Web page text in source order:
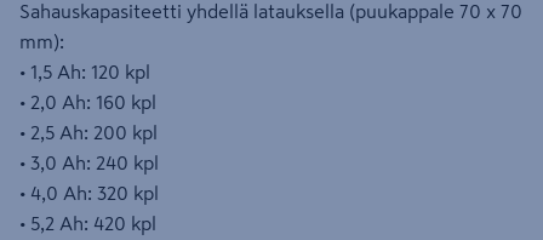
Sahauskapasiteetti yhdellä latauksella (puukappale 70 x 70
mm):
• 1,5 Ah: 120 kpl
• 2,0 Ah: 160 kpl
• 2,5 Ah: 200 kpl
• 3,0 Ah: 240 kpl
• 4,0 Ah: 320 kpl
• 5,2 Ah: 420 kpl